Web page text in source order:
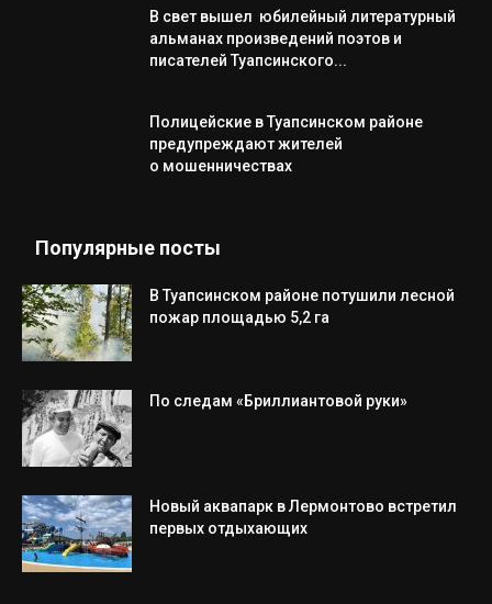
В свет вышел юбилейный литературный
альманах произведений поэтов и
писателей Туапсинского...
Полицейские в Туапсинском районе
предупреждают жителей
о мошенничествах
Популярные посты
В Туапсинском районе потушили лесной
пожар площадью 5,2 га
По следам «Бриллиантовой руки»
Новый аквапарк в Лермонтово встретил
первых отдыхающих